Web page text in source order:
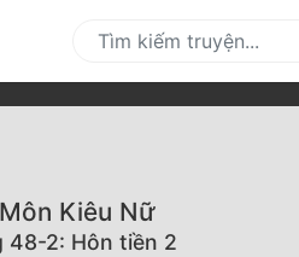
Kiêu Nữ
48-2: Hôn tiền 2